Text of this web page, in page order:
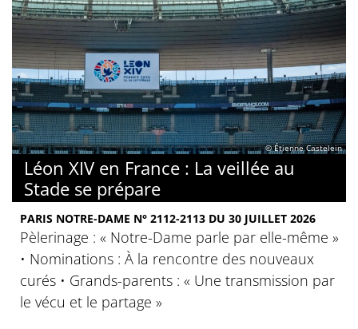
© Étienne Castelein
Léon XIV en France : La veillée au
Stade se prépare
PARIS NOTRE-DAME N° 2112-2113 DU 30 JUILLET 2026
Pèlerinage : « Notre-Dame parle par elle-même »
• Nominations : À la rencontre des nouveaux
curés • Grands-parents : « Une transmission par
le vécu et le partage »